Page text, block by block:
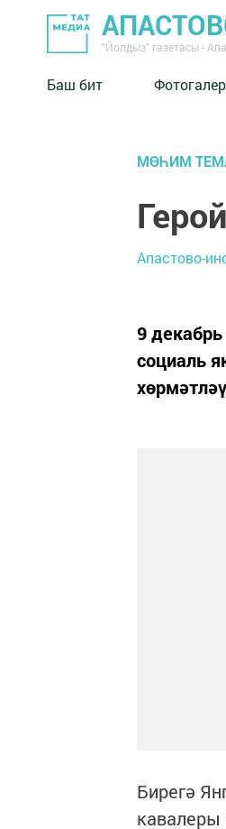
"Йолдыз" газетасы -
Баш бит
МӨҺИМ
Апастово-
9
социаль
Бирегә
кавалеры